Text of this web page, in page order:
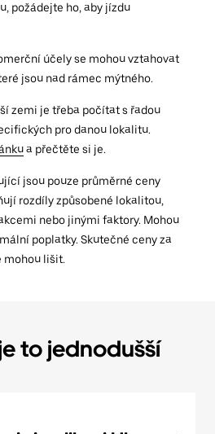
požádejte ho, aby jízdu
účely se mohou vztahovat
jsou nad rámec mýtného.
zemi je třeba počítat s řadou
pro danou lokalitu.
a přečtěte si je.
jsou pouze průměrné ceny
rozdíly způsobené lokalitou,
nebo jinými faktory. Mohou
poplatky. Skutečné ceny za
mohou lišit.
to jednodušší